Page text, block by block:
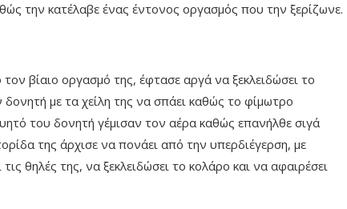
την κατέλαβε ένας έντονος οργασμός που την ξερίζωνε.
βίαιο οργασμό της, έφτασε αργά να ξεκλειδώσει το
με τα χείλη της να σπάει καθώς το φίμωτρο
του δονητή γέμισαν τον αέρα καθώς επανήλθε σιγά
της άρχισε να πονάει από την υπερδιέγερση, με
θηλές της, να ξεκλειδώσει το κολάρο και να αφαιρέσει